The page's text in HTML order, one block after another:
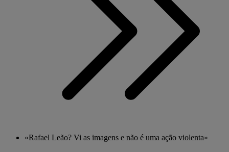
«Rafael Leão? Vi as imagens e não é uma ação violenta»